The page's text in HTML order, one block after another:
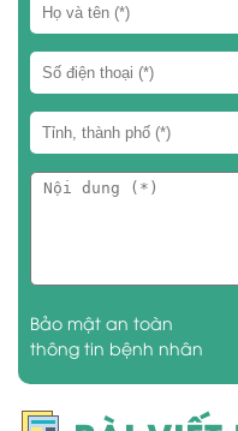
Bảo mật an toàn
thông tin bệnh nhân